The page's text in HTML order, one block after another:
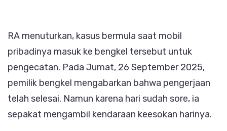
RA menuturkan, kasus bermula saat mobil
pribadinya masuk ke bengkel tersebut untuk
pengecatan. Pada Jumat, 26 September 2025,
pemilik bengkel mengabarkan bahwa pengerjaan
telah selesai. Namun karena hari sudah sore, ia
sepakat mengambil kendaraan keesokan harinya.